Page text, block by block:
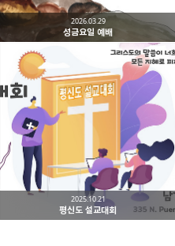
네이버 블로그
성금요일 예배
2026.03.29
평신도 설교대회
2025.10.21